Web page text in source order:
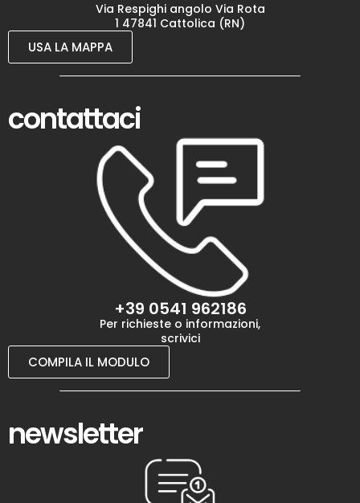
Via Respighi angolo Via Rota
1 47841 Cattolica (RN)
USA LA MAPPA
contattaci
+39 0541 962186
Per richieste o informazioni,
scrivici
COMPILA IL MODULO
newsletter